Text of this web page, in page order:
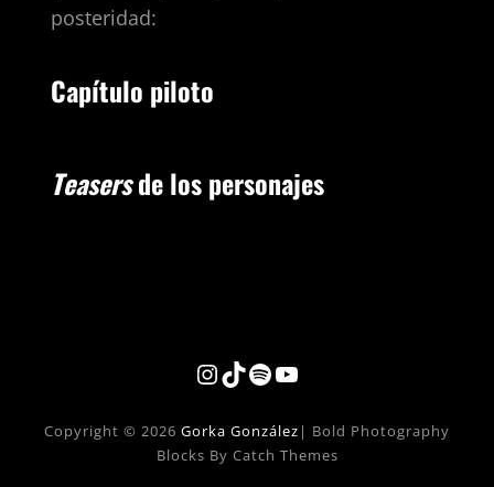
posteridad:
Capítulo piloto
Teasersde los personajes
Copyright © 2026 Gorka González | Bold Photography
Blocks By Catch Themes